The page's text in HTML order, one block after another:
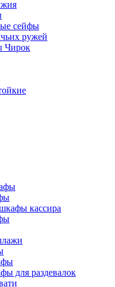
сейфы
ружей
Чирок
кассира
для раздевалок